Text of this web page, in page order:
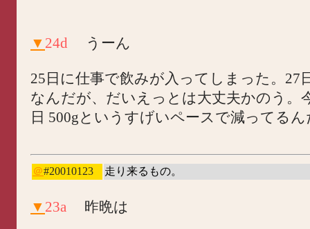
▼ 24d うーん
25日に仕事で飲みが入ってしまった。27
なんだが、だいえっとは大丈夫かのう。
日 500gというすげいペースで減ってるん
＠#20010123 走り来るもの。
▼ 23a 昨晩は